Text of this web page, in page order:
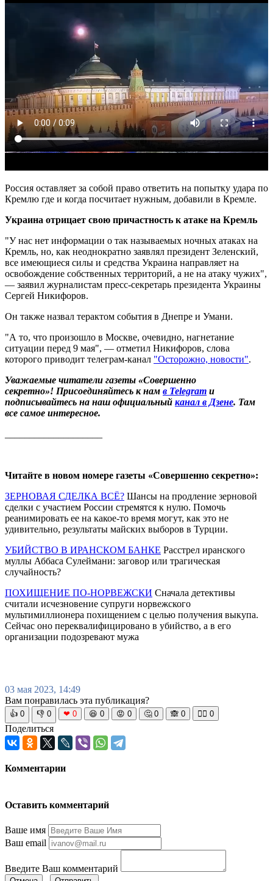
Россия оставляет за собой право ответить на попытку удара по
Кремлю где и когда посчитает нужным, добавили в Кремле.
Украина отрицает свою причастность к атаке на Кремль
"У нас нет информации о так называемых ночных атаках на
Кремль, но, как неоднократно заявлял президент Зеленский,
все имеющиеся силы и средства Украина направляет на
освобождение собственных территорий, а не на атаку чужих",
— заявил журналистам пресс-секретарь президента Украины
Сергей Никифоров.
Он также назвал терактом события в Днепре и Умани.
"А то, что произошло в Москве, очевидно, нагнетание
ситуации перед 9 мая", — отметил Никифоров, слова
которого приводит телеграм-канал "Осторожно, новости".
Уважаемые читатели газеты «Совершенно
секретно»! Присоединяйтесь к нам в Telegram и
подписывайтесь на наш официальный канал в Дзене. Там
все самое интересное.
Читайте в новом номере газеты «Совершенно секретно»:
ЗЕРНОВАЯ СДЕЛКА ВСЁ? Шансы на продление зерновой
сделки с участием России стремятся к нулю. Помочь
реанимировать ее на какое-то время могут, как это не
удивительно, результаты майских выборов в Турции.
УБИЙСТВО В ИРАНСКОМ БАНКЕ Расстрел иранского
муллы Аббаса Сулеймани: заговор или трагическая
случайность?
ПОХИЩЕНИЕ ПО-НОРВЕЖСКИ Сначала детективы
считали исчезновение супруги норвежского
мультимиллионера похищением с целью получения выкупа.
Сейчас оно переквалифицировано в убийство, а в его
организации подозревают мужа
03 мая 2023, 14:49
Вам понравилась эта публикация?
👍 0 👎 0 ❤ 0 😆 0 😡 0 🤔 0 🙈 0 🧘‍♀️ 0
Поделиться
Комментарии
Оставить комментарий
Ваше имя
Ваш email
Введите Ваш комментарий